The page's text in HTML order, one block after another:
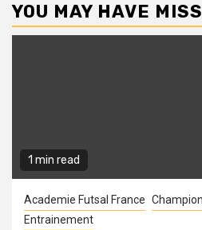
YOU MAY HAVE
1 min read
Academie Futsal France
Entrainement